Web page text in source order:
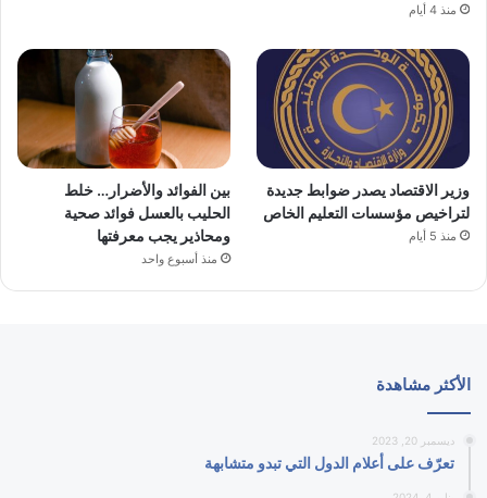
منذ 4 أيام
وزير الاقتصاد يصدر ضوابط جديدة
لتراخيص مؤسسات التعليم الخاص
منذ 5 أيام
بين الفوائد والأضرار… خلط
الحليب بالعسل فوائد صحية
ومحاذير يجب معرفتها
منذ أسبوع واحد
الأكثر مشاهدة
ديسمبر 20, 2023
تعرّف على أعلام الدول التي تبدو متشابهة